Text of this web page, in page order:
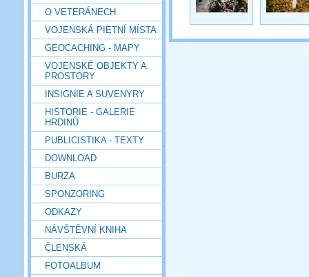
O VETERÁNECH
VOJENSKÁ PIETNÍ MÍSTA
GEOCACHING - MAPY
VOJENSKÉ OBJEKTY A
PROSTORY
INSIGNIE A SUVENYRY
HISTORIE - GALERIE
HRDINŮ
PUBLICISTIKA - TEXTY
DOWNLOAD
BURZA
SPONZORING
ODKAZY
NÁVŠTĚVNÍ KNIHA
ČLENSKÁ
FOTOALBUM